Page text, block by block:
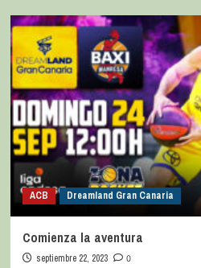
ACB Dreamland Gran Canaria
Comienza la aventura
septiembre 22, 2023
0